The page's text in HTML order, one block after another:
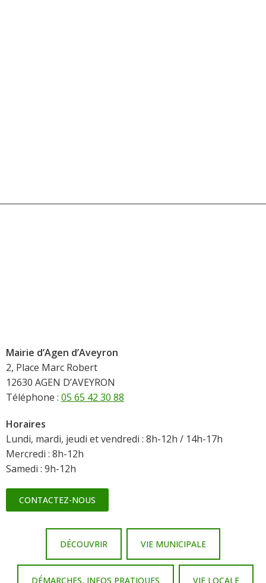
Mairie d’Agen d’Aveyron
2, Place Marc Robert
12630 AGEN D’AVEYRON
Téléphone : 05 65 42 30 88
Horaires
Lundi, mardi, jeudi et vendredi : 8h-12h / 14h-17h
Mercredi : 8h-12h
Samedi : 9h-12h
CONTACTEZ-NOUS
DÉCOUVRIR VIE MUNICIPALE
DÉMARCHES, INFOS PRATIQUES VIE LOCALE